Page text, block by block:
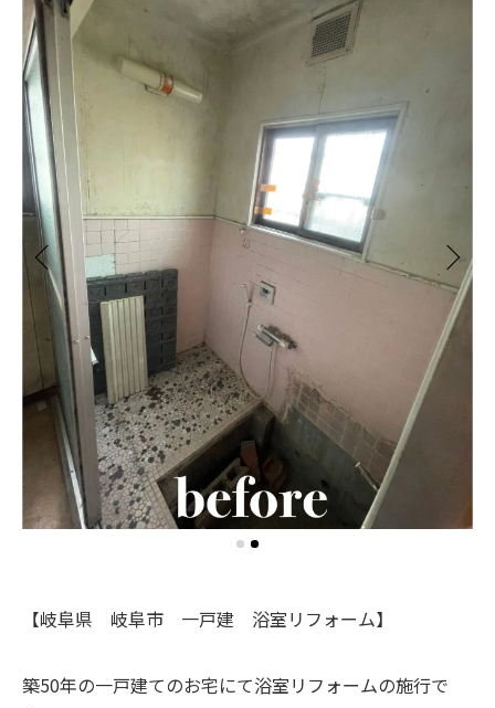
【岐阜県 岐阜市 一戸建 浴室リフォーム】
築50年の一戸建てのお宅にて浴室リフォームの施行で